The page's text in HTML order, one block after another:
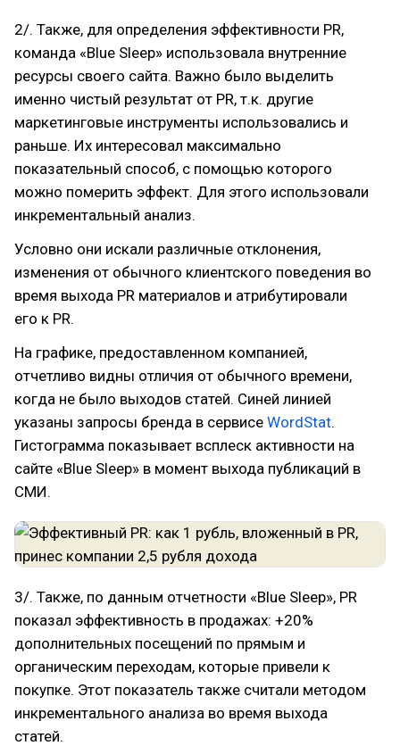
2/. Также, для определения эффективности PR,
команда «Blue Sleep» использовала внутренние
ресурсы своего сайта. Важно было выделить
именно чистый результат от PR, т.к. другие
маркетинговые инструменты использовались и
раньше. Их интересовал максимально
показательный способ, с помощью которого
можно померить эффект. Для этого использовали
инкрементальный анализ.
Условно они искали различные отклонения,
изменения от обычного клиентского поведения во
время выхода PR материалов и атрибутировали
его к PR.
На графике, предоставленном компанией,
отчетливо видны отличия от обычного времени,
когда не было выходов статей. Синей линией
указаны запросы бренда в сервисе WordStat.
Гистограмма показывает всплеск активности на
сайте «Blue Sleep» в момент выхода публикаций в
СМИ.
3/. Также, по данным отчетности «Blue Sleep», PR
показал эффективность в продажах: +20%
дополнительных посещений по прямым и
органическим переходам, которые привели к
покупке. Этот показатель также считали методом
инкрементального анализа во время выхода
статей.